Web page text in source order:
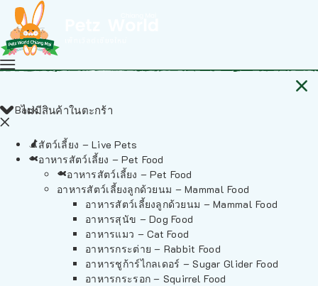
ไม่มีสินค้าในตะกร้า
Back
สัตว์เลี้ยง – Live Pets
อาหารสัตว์เลี้ยง – Pet Food
อาหารสัตว์เลี้ยง – Pet Food
อาหารสัตว์เลี้ยงลูกด้วยนม – Mammal Food
อาหารสัตว์เลี้ยงลูกด้วยนม – Mammal Food
อาหารสุนัข – Dog Food
อาหารแมว – Cat Food
อาหารกระต่าย – Rabbit Food
อาหารชูก้าร์ไกลเดอร์ – Sugar Glider Food
อาหารกระรอก – Squirrel Food